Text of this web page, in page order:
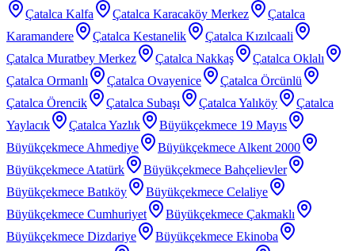
Çatalca Kalfa
Çatalca Karacaköy Merkez
Çatalca
Karamandere
Çatalca Kestanelik
Çatalca Kızılcaali
Çatalca Muratbey Merkez
Çatalca Nakkaş
Çatalca Oklalı
Çatalca Ormanlı
Çatalca Ovayenice
Çatalca Örcünlü
Çatalca Örencik
Çatalca Subaşı Çatalca Yalıköy
Çatalca
Yaylacık
Çatalca Yazlık
Büyükçekmece 19 Mayıs
Büyükçekmece Ahmediye
Büyükçekmece Alkent 2000
Büyükçekmece Atatürk
Büyükçekmece Bahçelievler
Büyükçekmece Batıköy
Büyükçekmece Celaliye
Büyükçekmece Cumhuriyet
Büyükçekmece Çakmaklı
Büyükçekmece Dizdariye
Büyükçekmece Ekinoba